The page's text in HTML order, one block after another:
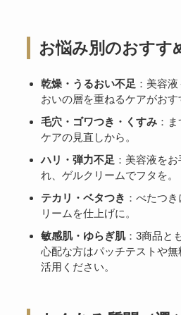
お悩み別のおすす
乾燥・うるおい不足 ：美容
おいの層を重ねるケアがおす
毛穴・ゴワつき・くすみ：ま
ケアの見直しから。
ハリ・弾力不足 ：美容液を
れ、ゲルクリームでフタを。
テカリ・ベタつき ：べたつ
リームを仕上げに。
敏感肌・ゆらぎ肌：3商品と
心配な方はパッチテストや
活用ください。